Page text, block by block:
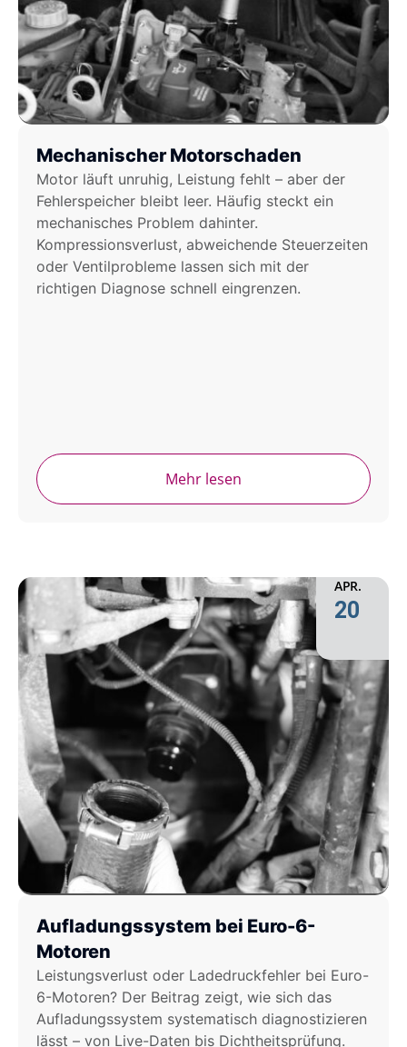
Mechanischer Motorschaden
Motor läuft unruhig, Leistung fehlt – aber der
Fehlerspeicher bleibt leer. Häufig steckt ein
mechanisches Problem dahinter.
Kompressionsverlust, abweichende Steuerzeiten
oder Ventilprobleme lassen sich mit der
richtigen Diagnose schnell eingrenzen.
Mehr lesen
APR.
20
Aufladungssystem bei Euro-6-
Motoren
Leistungsverlust oder Ladedruckfehler bei Euro-
6-Motoren? Der Beitrag zeigt, wie sich das
Aufladungssystem systematisch diagnostizieren
lässt – von Live-Daten bis Dichtheitsprüfung.